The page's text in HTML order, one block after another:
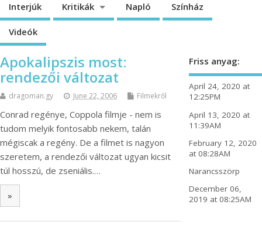
Interjúk Kritikák Napló Színház
Videók
Apokalipszis most:
rendezői változat
dragoman.gy June 22, 2006 Filmekről
Conrad regénye, Coppola filmje - nem is
tudom melyik fontosabb nekem, talán
mégiscak a regény. De a filmet is nagyon
szeretem, a rendezői változat ugyan kicsit
túl hosszú, de zseniális.…
»
Friss anyag:
April 24, 2020 at
12:25PM
April 13, 2020 at
11:39AM
February 12, 2020
at 08:28AM
Narancsszörp
December 06,
2019 at 08:25AM